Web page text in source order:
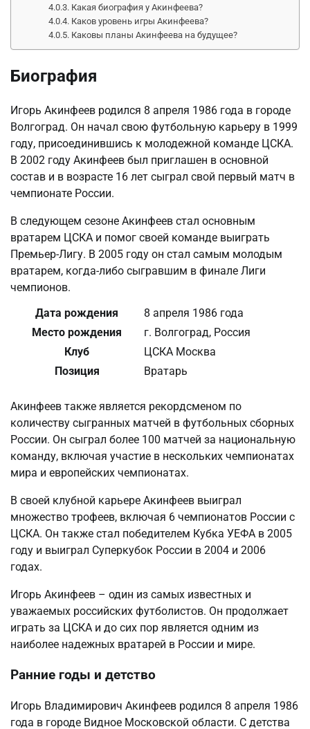
Какая биография у Акинфеева?
Каков уровень игры Акинфеева?
Каковы планы Акинфеева на будущее?
Биография
Игорь Акинфеев родился 8 апреля 1986 года в городе
Волгоград. Он начал свою футбольную карьеру в 1999
году, присоединившись к молодежной команде ЦСКА.
В 2002 году Акинфеев был приглашен в основной
состав и в возрасте 16 лет сыграл свой первый матч в
чемпионате России.
В следующем сезоне Акинфеев стал основным
вратарем ЦСКА и помог своей команде выиграть
Премьер-Лигу. В 2005 году он стал самым молодым
вратарем, когда-либо сыгравшим в финале Лиги
чемпионов.
Дата рождения
8 апреля 1986 года
Место рождения
г. Волгоград, Россия
Клуб
ЦСКА Москва
Позиция
Вратарь
Акинфеев также является рекордсменом по
количеству сыгранных матчей в футбольных сборных
России. Он сыграл более 100 матчей за национальную
команду, включая участие в нескольких чемпионатах
мира и европейских чемпионатах.
В своей клубной карьере Акинфеев выиграл
множество трофеев, включая 6 чемпионатов России с
ЦСКА. Он также стал победителем Кубка УЕФА в 2005
году и выиграл Суперкубок России в 2004 и 2006
годах.
Игорь Акинфеев – один из самых известных и
уважаемых российских футболистов. Он продолжает
играть за ЦСКА и до сих пор является одним из
наиболее надежных вратарей в России и мире.
Ранние годы и детство
Игорь Владимирович Акинфеев родился 8 апреля 1986
года в городе Видное Московской области. С детства